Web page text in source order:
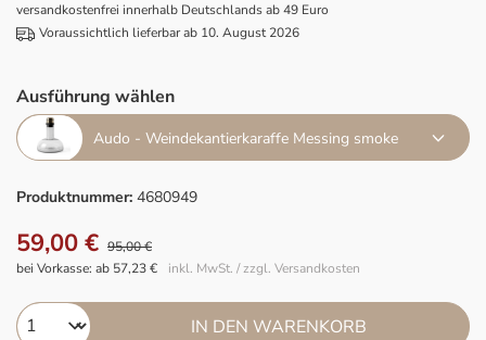
versandkostenfrei innerhalb Deutschlands ab 49 Euro
Voraussichtlich lieferbar ab 10. August 2026
Ausführung wählen
Audo - Weindekantierkaraffe Messing smoke
Produktnummer: 4680949
59,00 € 95,00 €
inkl. MwSt. / zzgl. Versandkosten
bei Vorkasse: ab 57,23 €
IN DEN WARENKORB